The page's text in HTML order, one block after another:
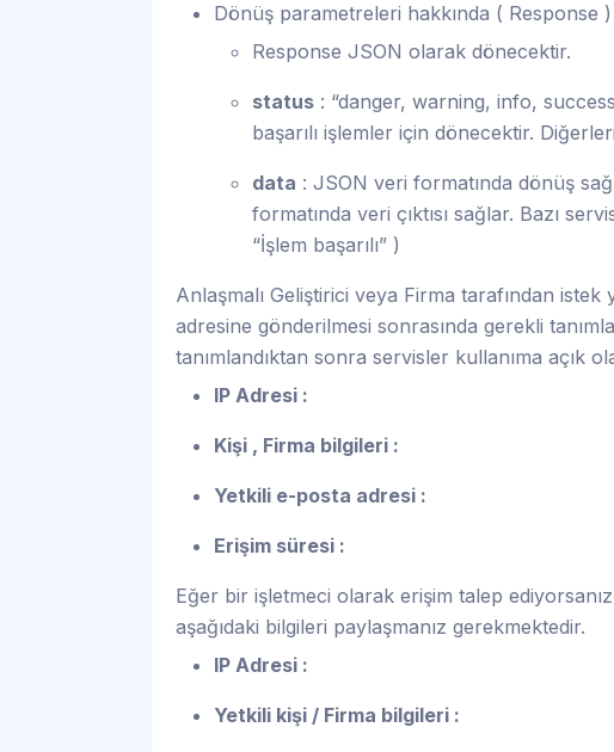
Dönüş parametreleri hakkında ( Response )
Response JSON olarak dönecektir.
status : “danger, warning, info,
başarılı işlemler için dönecektir.
data : JSON veri formatında dönüş
formatında veri çıktısı sağlar. Bazı
“İşlem başarılı” )
Anlaşmalı Geliştirici veya Firma tarafından istek
adresine gönderilmesi sonrasında gerekli
tanımlandıktan sonra servisler kullanıma açık
IP Adresi :
Kişi , Firma bilgileri :
Yetkili e-posta adresi :
Erişim süresi :
Eğer bir işletmeci olarak erişim talep
aşağıdaki bilgileri paylaşmanız gerekmektedir.
IP Adresi :
Yetkili kişi / Firma bilgileri :